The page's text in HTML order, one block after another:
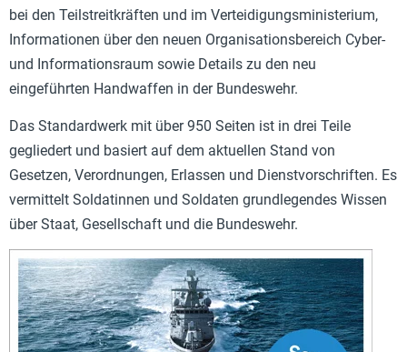
bei den Teilstreitkräften und im Verteidigungsministerium,
Informationen über den neuen Organisationsbereich Cyber-
und Informationsraum sowie Details zu den neu
eingeführten Handwaffen in der Bundeswehr.
Das Standardwerk mit über 950 Seiten ist in drei Teile
gegliedert und basiert auf dem aktuellen Stand von
Gesetzen, Verordnungen, Erlassen und Dienstvorschriften. Es
vermittelt Soldatinnen und Soldaten grundlegendes Wissen
über Staat, Gesellschaft und die Bundeswehr.